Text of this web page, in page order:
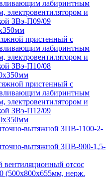
лабиринтным
электровентилятором и
ЗВэ-П09/09
пристенный с
лабиринтным
электровентилятором и
ЗВэ-П10/08
пристенный с
лабиринтным
электровентилятором и
ЗВэ-П12/09
вытяжной ЗПВ-1100-2-
вытяжной ЗПВ-900-1,5-
вентиляционный отсос
нерж.